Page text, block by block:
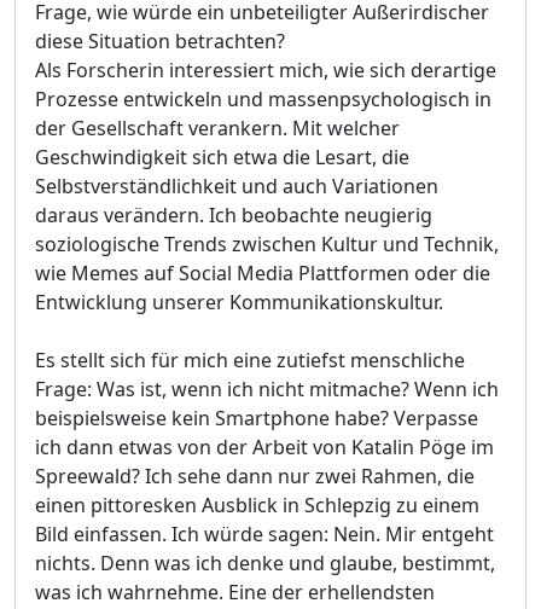
Frage, wie würde ein unbeteiligter Außerirdischer
diese Situation betrachten?
Als Forscherin interessiert mich, wie sich derartige
Prozesse entwickeln und massenpsychologisch in
der Gesellschaft verankern. Mit welcher
Geschwindigkeit sich etwa die Lesart, die
Selbstverständlichkeit und auch Variationen
daraus verändern. Ich beobachte neugierig
soziologische Trends zwischen Kultur und Technik,
wie Memes auf Social Media Plattformen oder die
Entwicklung unserer Kommunikationskultur.
Es stellt sich für mich eine zutiefst menschliche
Frage: Was ist, wenn ich nicht mitmache? Wenn ich
beispielsweise kein Smartphone habe? Verpasse
ich dann etwas von der Arbeit von Katalin Pöge im
Spreewald? Ich sehe dann nur zwei Rahmen, die
einen pittoresken Ausblick in Schlepzig zu einem
Bild einfassen. Ich würde sagen: Nein. Mir entgeht
nichts. Denn was ich denke und glaube, bestimmt,
was ich wahrnehme. Eine der erhellendsten